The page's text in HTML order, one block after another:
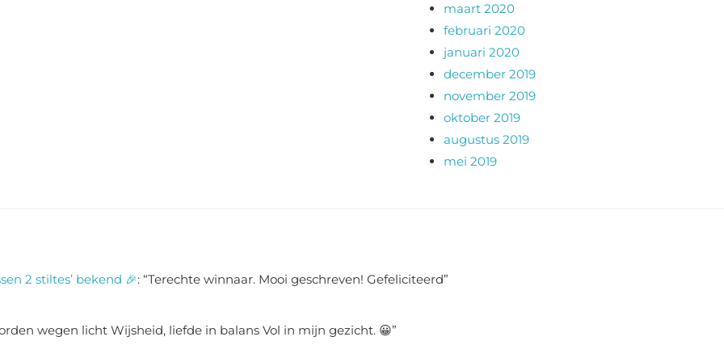
maart 2020
februari 2020
januari 2020
december 2019
november 2019
oktober 2019
augustus 2019
mei 2019
2 stiltes’ bekend 🎉: “Terechte winnaar. Mooi geschreven! Gefeliciteerd”
wegen licht Wijsheid, liefde in balans Vol in mijn gezicht. 😀”